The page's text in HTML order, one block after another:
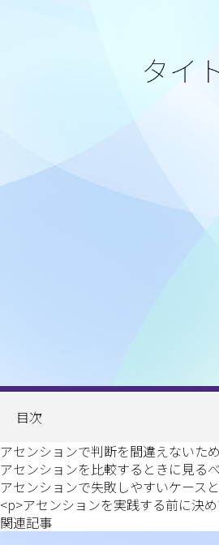
目次
アセンションで判断を間違えないた
アセンションを比較するときに見る
アセンションで失敗しやすいケース
<p>アセンションを実践する前に決
関連記事